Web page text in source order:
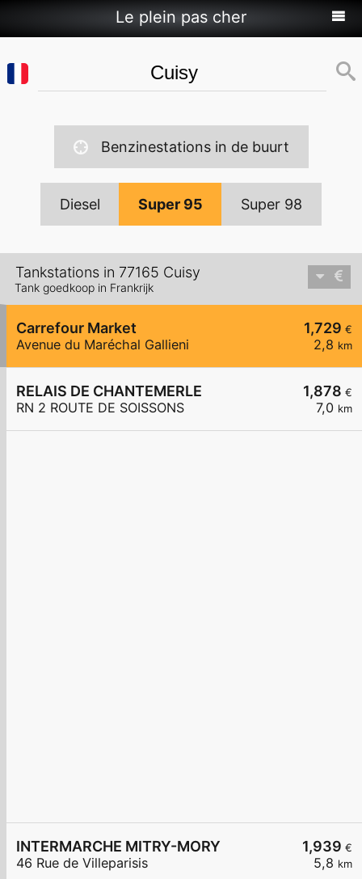
Le plein pas cher
Benzinestations in de buurt
Diesel Super 95 Super 98
Tankstations in 77165 Cuisy
Tank goedkoop in Frankrijk
1,729 €
2,8 km
Carrefour Market
Avenue du Maréchal Gallieni
1,878 €
7,0 km
RELAIS DE CHANTEMERLE
RN 2 ROUTE DE SOISSONS
1,939 €
5,8 km
INTERMARCHE MITRY-MORY
46 Rue de Villeparisis